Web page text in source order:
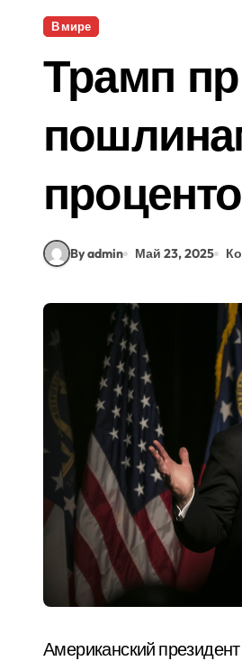
В мире
Трамп
By admin Май 23, 2025
Американский